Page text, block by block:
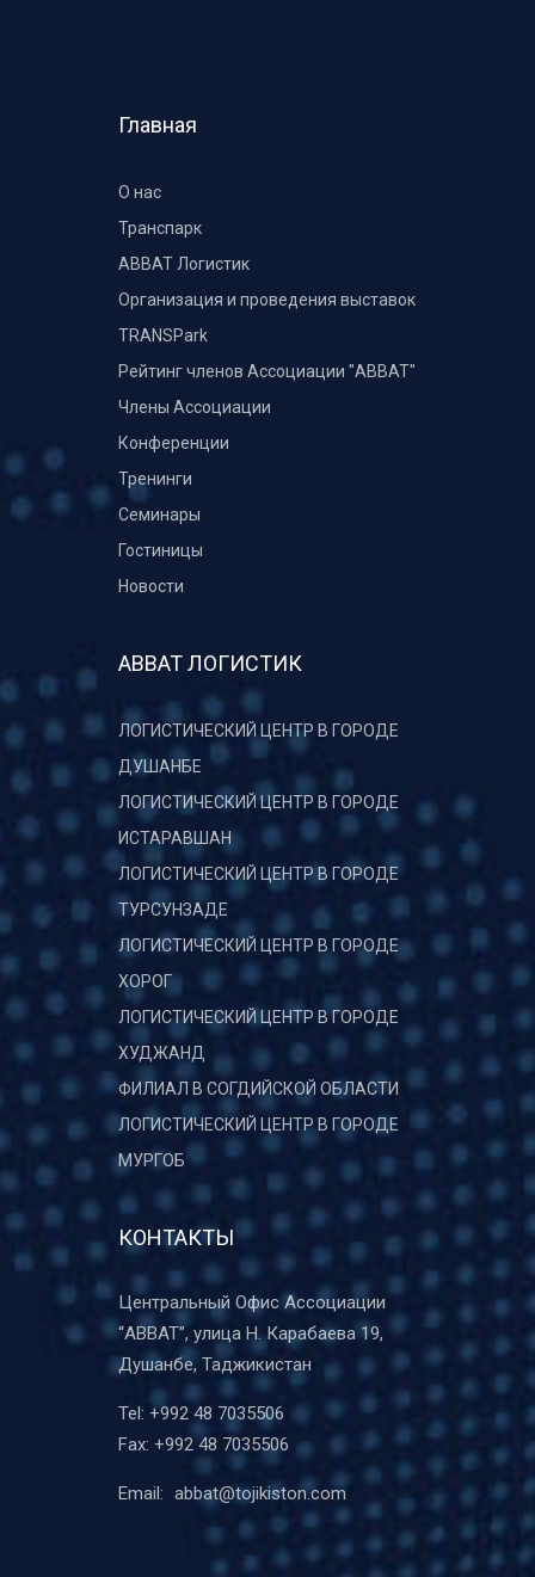
Главная
О нас
Транспарк
ABBAT Логистик
Организация и проведения выставок
TRANSPark
Рейтинг членов Ассоциации "АВВАТ"
Члены Ассоциации
Конференции
Тренинги
Семинары
Гостиницы
Новости
АВВАТ ЛОГИСТИК
ЛОГИСТИЧЕСКИЙ ЦЕНТР В ГОРОДЕ
ДУШАНБЕ
ЛОГИСТИЧЕСКИЙ ЦЕНТР В ГОРОДЕ
ИСТАРАВШАН
ЛОГИСТИЧЕСКИЙ ЦЕНТР В ГОРОДЕ
ТУРСУНЗАДЕ
ЛОГИСТИЧЕСКИЙ ЦЕНТР В ГОРОДЕ
ХОРОГ
ЛОГИСТИЧЕСКИЙ ЦЕНТР В ГОРОДЕ
ХУДЖАНД
ФИЛИАЛ В СОГДИЙСКОЙ ОБЛАСТИ
ЛОГИСТИЧЕСКИЙ ЦЕНТР В ГОРОДЕ
МУРГОБ
КОНТАКТЫ
Центральный Офис Ассоциации
“ABBAT”, улица Н. Карабаева 19,
Душанбе, Таджикистан
Tel: +992 48 7035506
Fax: +992 48 7035506
Email: abbat@tojikiston.com